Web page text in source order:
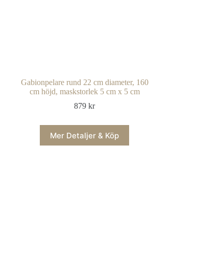
Gabionpelare rund 22 cm diameter, 160
cm höjd, maskstorlek 5 cm x 5 cm
879kr
Mer Detaljer & Köp